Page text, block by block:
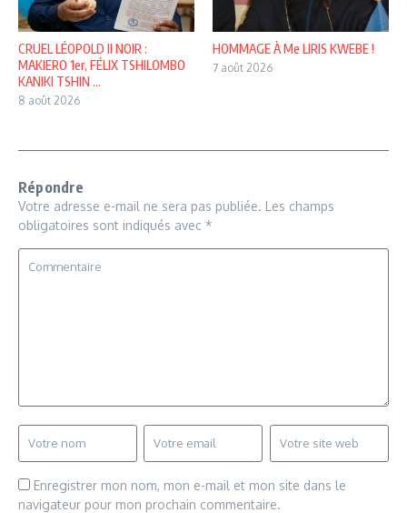
CRUEL LÉOPOLD Il NOIR :
MAKIERO 1er, FÉLIX TSHILOMBO
KANIKI TSHIN ...
8 août 2026
HOMMAGE À Me LIRIS KWEBE !
7 août 2026
Répondre
Votre adresse e-mail ne sera pas publiée. Les champs
obligatoires sont indiqués avec *
Enregistrer mon nom, mon e-mail et mon site dans le
navigateur pour mon prochain commentaire.